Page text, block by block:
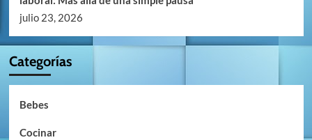
julio 23, 2026
Categorías
Bebes
Cocinar